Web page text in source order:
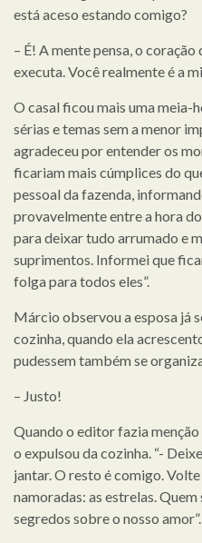
está aceso estando comigo?
– É! A mente pensa, o
executa. Você realmente é a
O casal ficou mais uma meia-
sérias e temas sem a menor
agradeceu por entender os
ficariam mais cúmplices do
pessoal da fazenda,
provavelmente entre a hora
para deixar tudo arrumado e
suprimentos. Informei que
folga para todos eles”.
Márcio observou a esposa já
cozinha, quando ela
pudessem também se
– Justo!
Quando o editor fazia
o expulsou da cozinha. “-
jantar. O resto é comigo.
namoradas: as estrelas.
segredos sobre o nosso amor”.